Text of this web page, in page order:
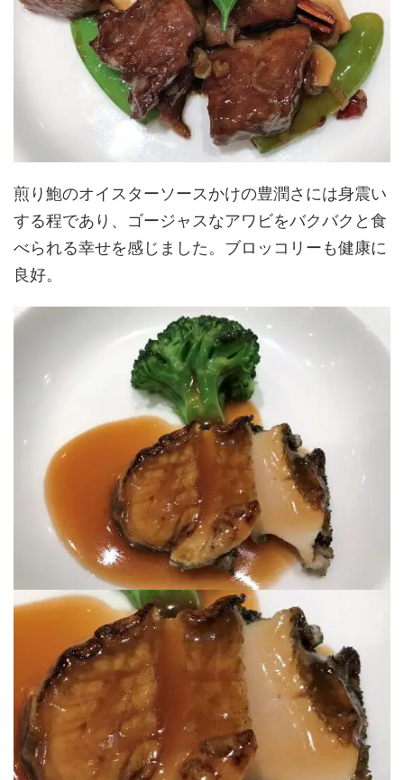
煎り鮑のオイスターソースかけの豊潤さには身震い
する程であり、ゴージャスなアワビをバクバクと食
べられる幸せを感じました。ブロッコリーも健康に
良好。